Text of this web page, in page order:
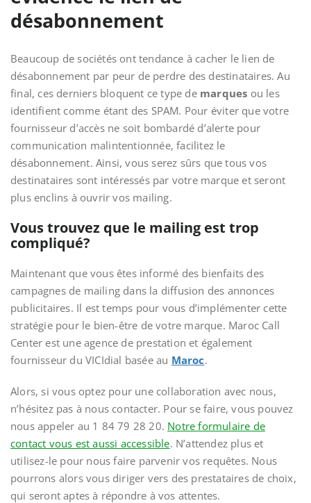
désabonnement
Beaucoup de sociétés ont tendance à cacher le lien de
désabonnement par peur de perdre des destinataires. Au
final, ces derniers bloquent ce type de marques ou les
identifient comme étant des SPAM. Pour éviter que votre
fournisseur d’accès ne soit bombardé d’alerte pour
communication malintentionnée, facilitez le
désabonnement. Ainsi, vous serez sûrs que tous vos
destinataires sont intéressés par votre marque et seront
plus enclins à ouvrir vos mailing.
Vous trouvez que le mailing est trop
compliqué?
Maintenant que vous êtes informé des bienfaits des
campagnes de mailing dans la diffusion des annonces
publicitaires. Il est temps pour vous d’implémenter cette
stratégie pour le bien-être de votre marque. Maroc Call
Center est une agence de prestation et également
fournisseur du VICIdial basée au Maroc.
Alors, si vous optez pour une collaboration avec nous,
n’hésitez pas à nous contacter. Pour se faire, vous pouvez
nous appeler au 1 84 79 28 20. Notre formulaire de
contact vous est aussi accessible. N’attendez plus et
utilisez-le pour nous faire parvenir vos requêtes. Nous
pourrons alors vous diriger vers des prestataires de choix,
qui seront aptes à répondre à vos attentes.